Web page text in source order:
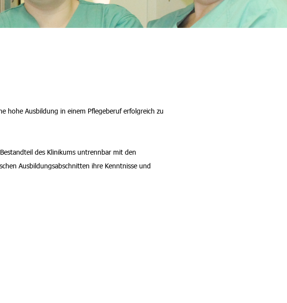
hohe Ausbildung in einem Pflegeberuf erfolgreich zu
des Klinikums untrennbar mit den
Ausbildungsabschnitten ihre Kenntnisse und